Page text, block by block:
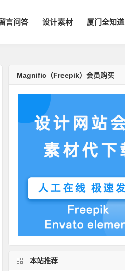
言问答 设计素材 厦门全知道
Magnific（Freepik）会员购买
本站推荐